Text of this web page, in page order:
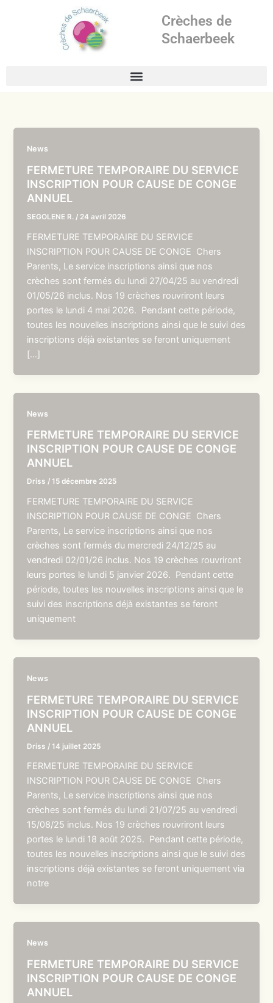
Crèches de
Schaerbeek
News
FERMETURE TEMPORAIRE DU SERVICE
INSCRIPTION POUR CAUSE DE CONGE
ANNUEL
SEGOLENE R. / 24 avril 2026
FERMETURE TEMPORAIRE DU SERVICE
INSCRIPTION POUR CAUSE DE CONGE Chers
Parents, Le service inscriptions ainsi que nos
crèches sont fermés du lundi 27/04/25 au vendredi
01/05/26 inclus. Nos 19 crèches rouvriront leurs
portes le lundi 4 mai 2026. Pendant cette période,
toutes les nouvelles inscriptions ainsi que le suivi des
inscriptions déjà existantes se feront uniquement
[…]
News
FERMETURE TEMPORAIRE DU SERVICE
INSCRIPTION POUR CAUSE DE CONGE
ANNUEL
Driss /15 décembre 2025
FERMETURE TEMPORAIRE DU SERVICE
INSCRIPTION POUR CAUSE DE CONGE Chers
Parents, Le service inscriptions ainsi que nos
crèches sont fermés du mercredi 24/12/25 au
vendredi 02/01/26 inclus. Nos 19 crèches rouvriront
leurs portes le lundi 5 janvier 2026. Pendant cette
période, toutes les nouvelles inscriptions ainsi que le
suivi des inscriptions déjà existantes se feront
uniquement
News
FERMETURE TEMPORAIRE DU SERVICE
INSCRIPTION POUR CAUSE DE CONGE
ANNUEL
Driss /14 juillet 2025
FERMETURE TEMPORAIRE DU SERVICE
INSCRIPTION POUR CAUSE DE CONGE Chers
Parents, Le service inscriptions ainsi que nos
crèches sont fermés du lundi 21/07/25 au vendredi
15/08/25 inclus. Nos 19 crèches rouvriront leurs
portes le lundi 18 août 2025. Pendant cette période,
toutes les nouvelles inscriptions ainsi que le suivi des
inscriptions déjà existantes se feront uniquement via
notre
News
FERMETURE TEMPORAIRE DU SERVICE
INSCRIPTION POUR CAUSE DE CONGE
ANNUEL